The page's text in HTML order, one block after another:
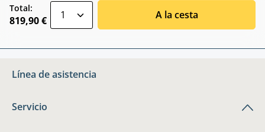
Total:
819,90 € A la cesta
Línea de asistencia
Servicio